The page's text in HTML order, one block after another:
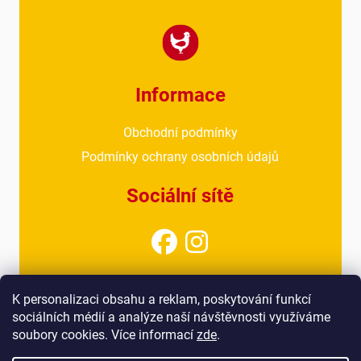
K personalizaci obsahu a reklam, poskytování funkcí
sociálních médií a analýze naší návštěvnosti využíváme
soubory cookies. Více informací zde.
Informace
Obchodní podmínky
Podmínky ochrany osobních údajů
Sociální sítě
info@drubezarnahoresovice.cz